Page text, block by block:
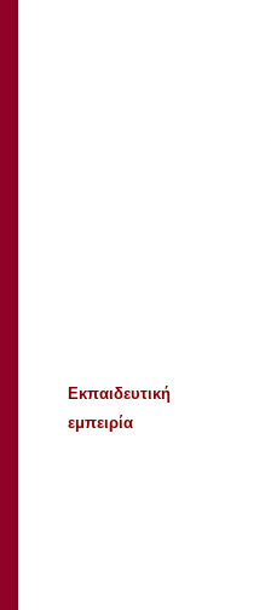
Εκπαιδευτική
εμπειρία